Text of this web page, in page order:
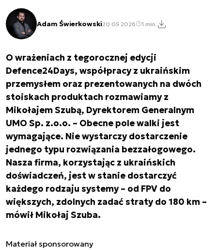
Adam Świerkowski20.05.2026 1 min.
O wrażeniach z tegorocznej edycji
Defence24Days, współpracy z ukraińskim
przemysłem oraz prezentowanych na dwóch
stoiskach produktach rozmawiamy z
Mikołajem Szubą, Dyrektorem Generalnym
UMO Sp. z.o.o. – Obecne pole walki jest
wymagające. Nie wystarczy dostarczenie
jednego typu rozwiązania bezzałogowego.
Nasza firma, korzystając z ukraińskich
doświadczeń, jest w stanie dostarczyć
każdego rodzaju systemy – od FPV do
większych, zdolnych zadać straty do 180 km –
mówił Mikołaj Szuba.
Materiał sponsorowany